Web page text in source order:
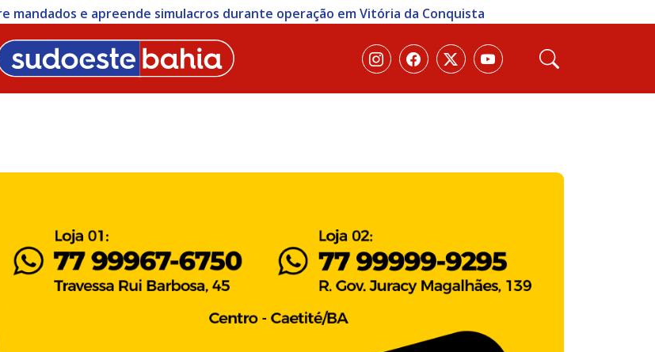
mandados e apreende simulacros durante operação em Vitória da Conquista